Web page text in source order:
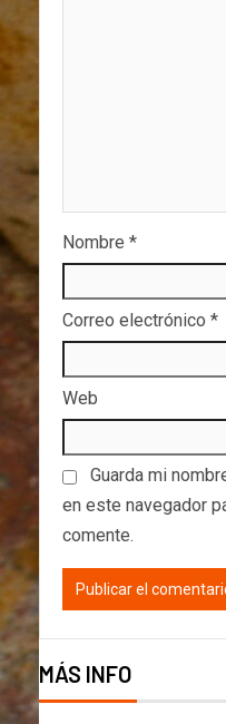
Nombre *
Correo electrónico *
Web
Guarda mi
en este navegador
comente.
MÁS INFO